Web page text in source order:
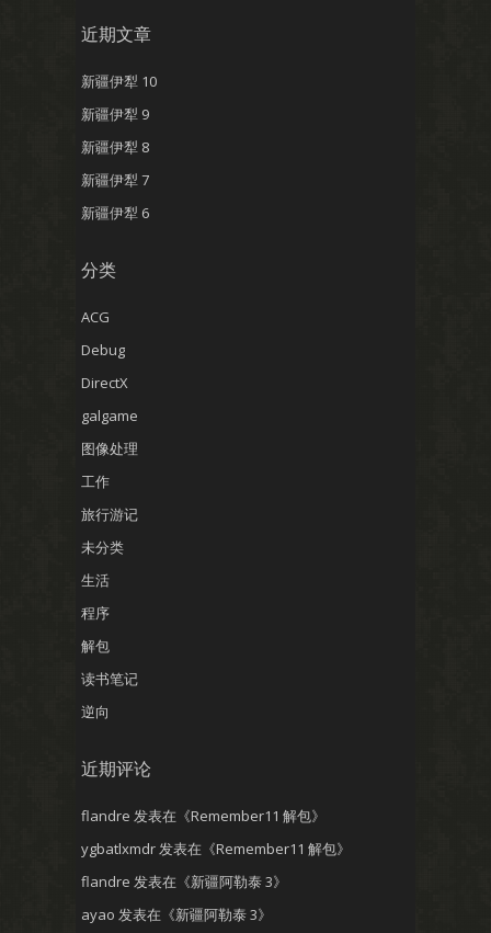
近期文章
新疆伊犁 10
新疆伊犁 9
新疆伊犁 8
新疆伊犁 7
新疆伊犁 6
分类
ACG
Debug
DirectX
galgame
图像处理
工作
旅行游记
未分类
生活
程序
解包
读书笔记
逆向
近期评论
flandre 发表在《Remember11 解包》
ygbatlxmdr 发表在《Remember11 解包》
flandre 发表在《新疆阿勒泰 3》
ayao 发表在《新疆阿勒泰 3》